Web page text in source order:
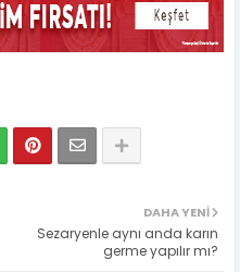
DAHA YENI
Sezaryenle aynı anda karın
germe yapılır mı?